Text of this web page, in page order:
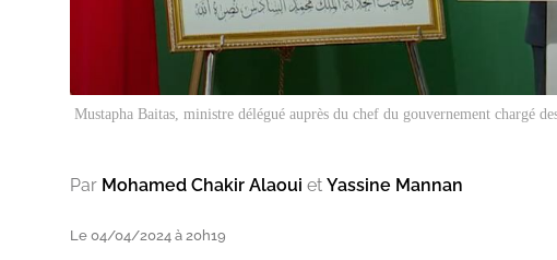
Mustapha Baitas, ministre délégué auprès du chef du gouvernement chargé
Par Mohamed Chakir Alaoui et Yassine Mannan
Le 04/04/2024 à 20h19